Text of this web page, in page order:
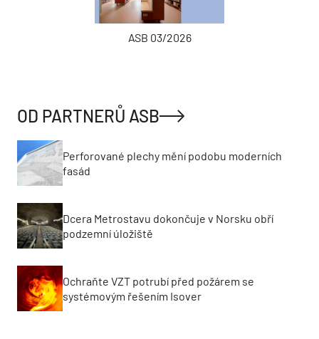
ASB 03/2026
OD PARTNERŮ ASB
Perforované plechy mění podobu moderních
fasád
Dcera Metrostavu dokončuje v Norsku obří
podzemní úložiště
Ochraňte VZT potrubí před požárem se
systémovým řešením Isover